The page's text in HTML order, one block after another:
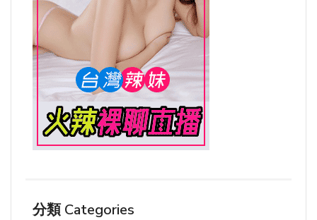
分類 Categories